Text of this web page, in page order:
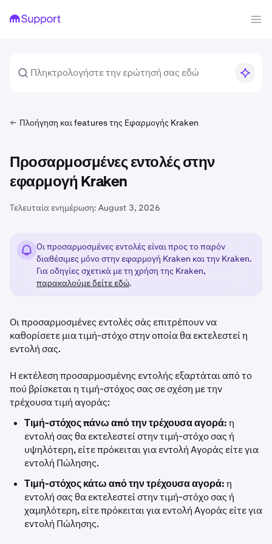
Πλοήγηση και features της Εφαρμογής Kraken
Προσαρμοσμένες εντολές στην
εφαρμογή Kraken
Τελευταία ενημέρωση: August 3, 2026
Οι προσαρμοσμένες εντολές είναι προς το παρόν
διαθέσιμες μόνο στην εφαρμογή Kraken και την Kraken.
Για οδηγίες σχετικά με τη χρήση της Kraken,
παρακαλούμε δείτε εδώ.
Οι προσαρμοσμένες εντολές σάς επιτρέπουν να
καθορίσετε μια τιμή-στόχο στην οποία θα εκτελεστεί η
εντολή σας.
Η εκτέλεση προσαρμοσμένης εντολής εξαρτάται από το
πού βρίσκεται η τιμή-στόχος σας σε σχέση με την
τρέχουσα τιμή αγοράς:
Τιμή-στόχος πάνω από την τρέχουσα αγορά:η
εντολή σας θα εκτελεστεί στην τιμή-στόχο σας ή
υψηλότερη, είτε πρόκειται για εντολή Αγοράς είτε για
εντολή Πώλησης.
Τιμή-στόχος κάτω από την τρέχουσα αγορά:η
εντολή σας θα εκτελεστεί στην τιμή-στόχο σας ή
χαμηλότερη, είτε πρόκειται για εντολή Αγοράς είτε για
εντολή Πώλησης.